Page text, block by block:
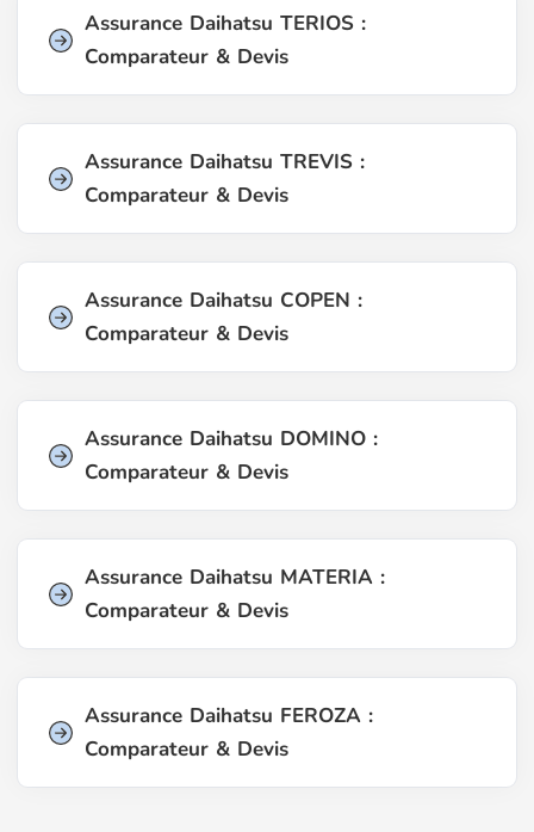
Assurance Daihatsu TERIOS :
Comparateur & Devis
Assurance Daihatsu TREVIS :
Comparateur & Devis
Assurance Daihatsu COPEN :
Comparateur & Devis
Assurance Daihatsu DOMINO :
Comparateur & Devis
Assurance Daihatsu MATERIA :
Comparateur & Devis
Assurance Daihatsu FEROZA :
Comparateur & Devis